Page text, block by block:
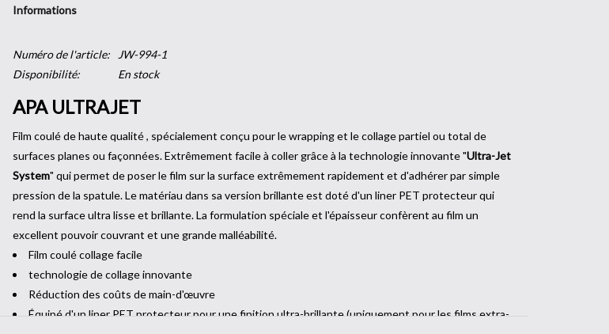
Informations
Numéro de l'article:
JW-994-1
Disponibilité:
En stock
APA ULTRAJET
Film coulé de haute qualité , spécialement conçu pour le wrapping et le collage partiel ou total de
surfaces planes ou façonnées. Extrêmement facile à coller grâce à la technologie innovante "Ultra-Jet
System" qui permet de poser le film sur la surface extrêmement rapidement et d'adhérer par simple
pression de la spatule. Le matériau dans sa version brillante est doté d'un liner PET protecteur qui
rend la surface ultra lisse et brillante. La formulation spéciale et l'épaisseur confèrent au film un
excellent pouvoir couvrant et une grande malléabilité.
Film coulé collage facile
technologie de collage innovante
Réduction des coûts de main-d'œuvre
Équipé d'un liner PET protecteur pour une finition ultra-brillante (uniquement pour les films extra-